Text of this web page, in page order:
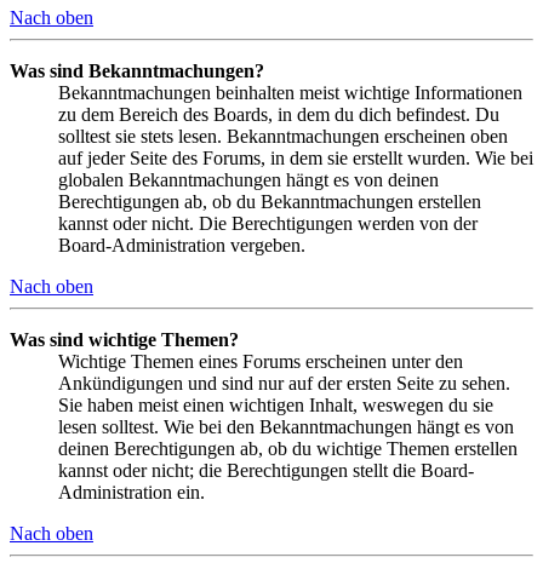
Nach oben
Was sind Bekanntmachungen?
Bekanntmachungen beinhalten meist wichtige Informationen
zu dem Bereich des Boards, in dem du dich befindest. Du
solltest sie stets lesen. Bekanntmachungen erscheinen oben
auf jeder Seite des Forums, in dem sie erstellt wurden. Wie bei
globalen Bekanntmachungen hängt es von deinen
Berechtigungen ab, ob du Bekanntmachungen erstellen
kannst oder nicht. Die Berechtigungen werden von der
Board-Administration vergeben.
Nach oben
Was sind wichtige Themen?
Wichtige Themen eines Forums erscheinen unter den
Ankündigungen und sind nur auf der ersten Seite zu sehen.
Sie haben meist einen wichtigen Inhalt, weswegen du sie
lesen solltest. Wie bei den Bekanntmachungen hängt es von
deinen Berechtigungen ab, ob du wichtige Themen erstellen
kannst oder nicht; die Berechtigungen stellt die Board-
Administration ein.
Nach oben